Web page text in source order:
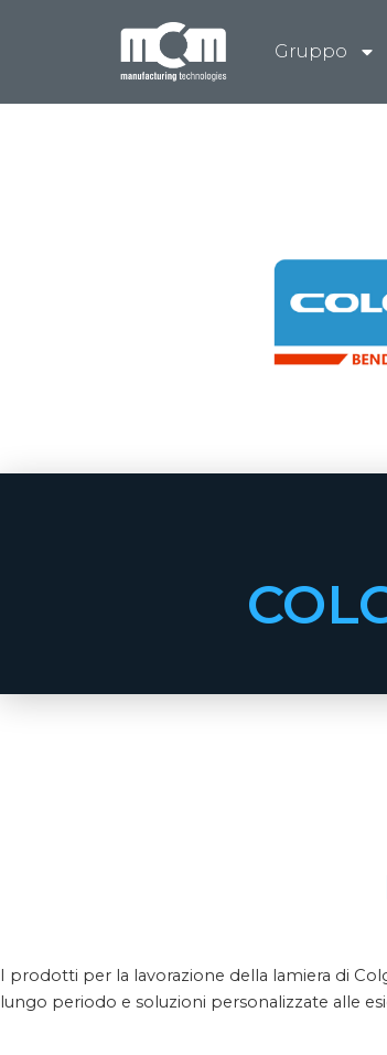
Gruppo
I prodotti per la lavorazione della lamiera di
lungo periodo e soluzioni personalizzate alle